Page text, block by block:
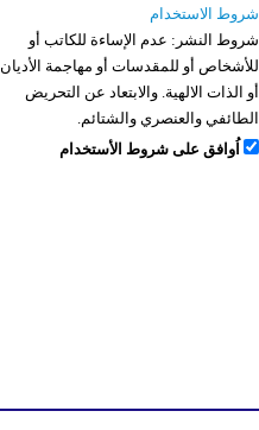
شروط الاستخدام
شروط النشر: عدم الإساءة للكاتب أو
للأشخاص أو للمقدسات أو مهاجمة الأديان
أو الذات الالهية. والابتعاد عن التحريض
الطائفي والعنصري والشتائم.
اُوافق على شروط الأستخدام